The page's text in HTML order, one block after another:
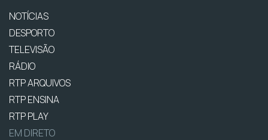
NOTÍCIAS
DESPORTO
TELEVISÃO
RÁDIO
RTP ARQUIVOS
RTP ENSINA
RTP PLAY
EM DIRETO